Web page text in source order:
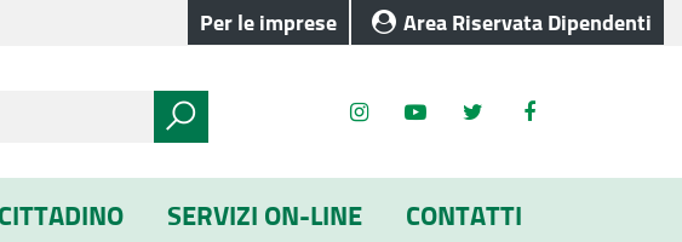
Per le imprese Area Riservata Dipendenti
SERVIZI ON-LINE CONTATTI